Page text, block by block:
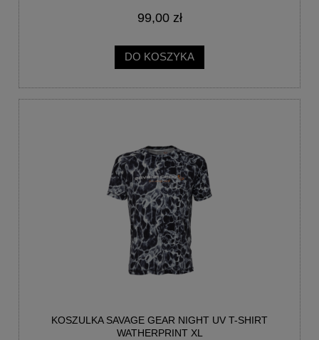
99,00 zł
DO KOSZYKA
KOSZULKA SAVAGE GEAR NIGHT UV T-SHIRT
WATHERPRINT XL